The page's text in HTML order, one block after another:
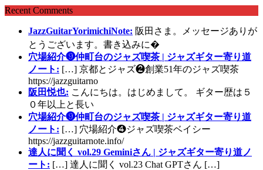
Recent Comments
JazzGuitarYorimichiNote: 阪田さま。メッセージありが
とうございます。書き込みに�
穴場紹介❾仲町台のジャズ喫茶 | ジャズギター寄り道
ノート: […] 京都とジャズ❷創業51年のジャズ喫茶
https://jazzguitarno
阪田悦也: こんにちは。はじめまして。 ギター歴は５
０年以上と長い
穴場紹介❾仲町台のジャズ喫茶 | ジャズギター寄り道
ノート: […] 穴場紹介❹ジャズ喫茶ベイシー
https://jazzguitarnote.info/
達人に聞く vol.29 Geminiさん | ジャズギター寄り道ノ
ート: […] 達人に聞く vol.23 Chat GPTさん […]